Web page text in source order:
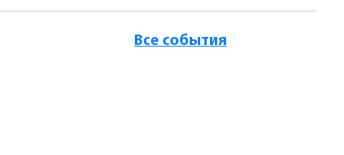
Все события